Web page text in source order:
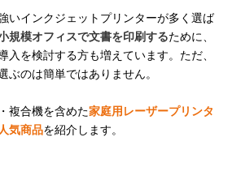
いインクジェットプリンターが多く選ば
規模オフィスで文書を印刷するために、
入を検討する方も増えています。ただ、
ぶのは簡単ではありません。
複合機を含めた家庭用レーザープリンタ
気商品を紹介します。